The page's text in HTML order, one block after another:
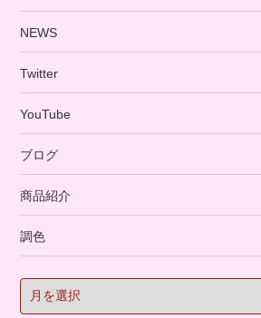
NEWS
Twitter
YouTube
ブログ
商品紹介
調色